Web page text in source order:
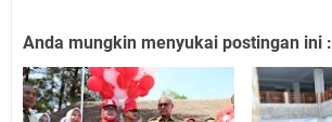
Anda mungkin menyukai postingan ini :